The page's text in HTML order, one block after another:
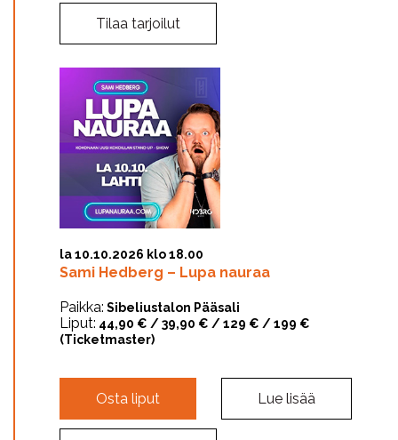
Tilaa tarjoilut
la 10.10.2026 klo 18.00
Sami Hedberg – Lupa nauraa
Paikka: Sibeliustalon Pääsali
Liput: 44,90 € / 39,90 € / 129 € / 199 €
(Ticketmaster)
Osta liput Lue lisää